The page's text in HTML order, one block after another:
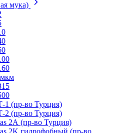
мука)
(пр-во Турция)
(пр-во Турция)
2А (пр-во Турция)
2K гидрофобный (пр-во